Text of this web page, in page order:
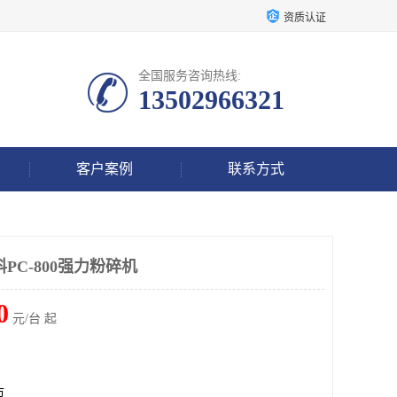
资质认证
全国服务咨询热线:
13502966321
客户案例 联系方式
800强力粉碎机
元/台 起